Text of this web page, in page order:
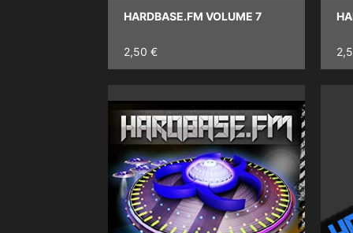
HARDBASE.FM VOLUME 7
2,50 €